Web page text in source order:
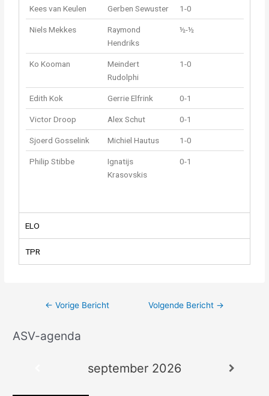
Kees van Keulen Gerben Sewuster 1-0
Niels Mekkes
Raymond
Hendriks
½-½
Ko Kooman
Meindert
Rudolphi
1-0
Edith Kok Gerrie Elfrink 0-1
Victor Droop Alex Schut 0-1
Sjoerd Gosselink Michiel Hautus 1-0
Philip Stibbe
Ignatijs
Krasovskis
0-1
ELO
TPR
← Vorige Bericht Volgende Bericht →
ASV-agenda
september 2026
A